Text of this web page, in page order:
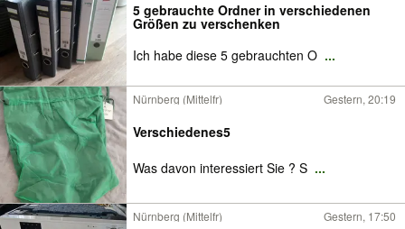
5 gebrauchte Ordner in verschiedenen
Größen zu verschenken
Ich habe diese 5 gebrauchten O ...
Nürnberg (Mittelfr) Gestern, 20:19
Verschiedenes5
Was davon interessiert Sie ? S ...
Nürnberg (Mittelfr) Gestern, 17:50